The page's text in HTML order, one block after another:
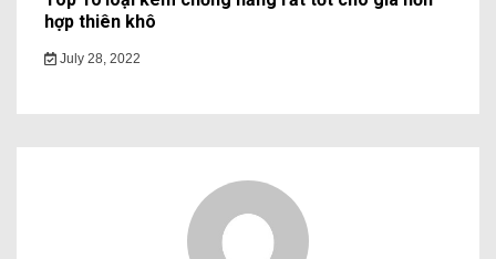
hợp thiên khô
July 28, 2022